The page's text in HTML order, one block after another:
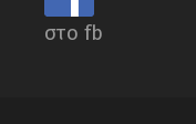
στο fb